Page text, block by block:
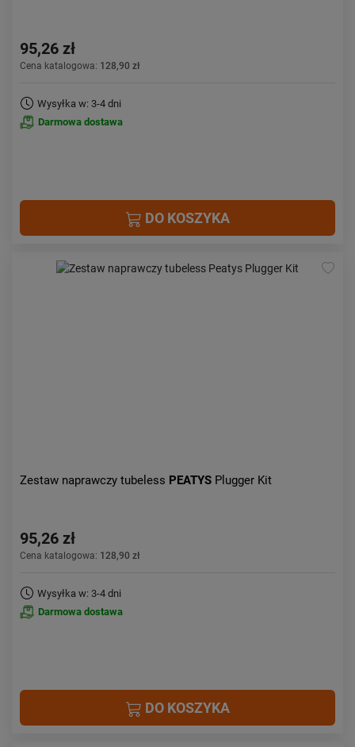
95,26 zł
Cena katalogowa: 128,90 zł
Wysyłka w: 3-4 dni
Darmowa dostawa
DO KOSZYKA
Zestaw naprawczy tubeless PEATYS Plugger Kit
95,26 zł
Cena katalogowa: 128,90 zł
Wysyłka w: 3-4 dni
Darmowa dostawa
DO KOSZYKA